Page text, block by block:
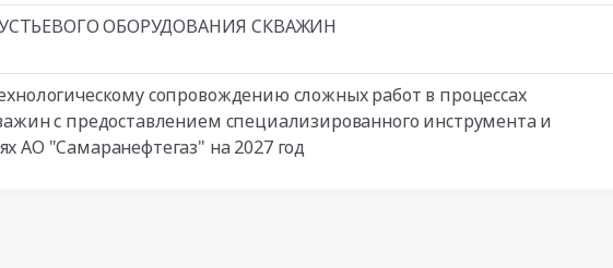
ОБОРУДОВАНИЯ СКВАЖИН
сопровождению сложных работ в процессах
с предоставлением специализированного инструмента и
АО "Самаранефтегаз" на 2027 год